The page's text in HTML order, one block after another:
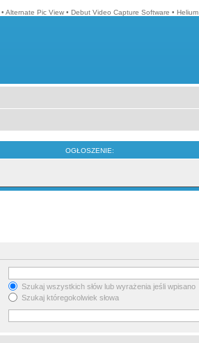
• Alternate Pic View • Debut Video Capture Software • Helium
OGŁOSZENIE:
Szukaj wszystkich słów lub wyrażenia jeśli wpisano
Szukaj któregokolwiek słowa